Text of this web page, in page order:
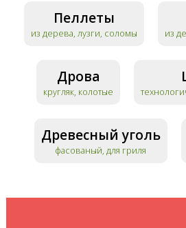
Пеллеты
из дерева, лузги, соломы из
Дрова
кругляк, колотые
Древесный уголь
фасованый, для гриля